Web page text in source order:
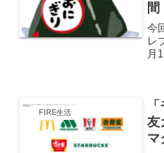
間
今
レ
月
FIRE生活
友
マ